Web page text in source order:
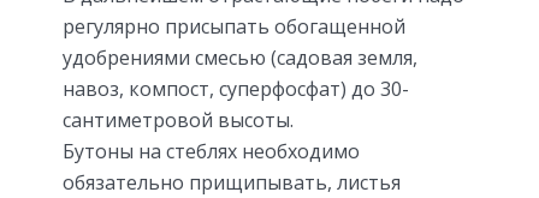
регулярно присыпать обогащенной
удобрениями смесью (садовая земля,
навоз, компост, суперфосфат) до 30-
сантиметровой высоты.
Бутоны на стеблях необходимо
обязательно прищипывать, листья